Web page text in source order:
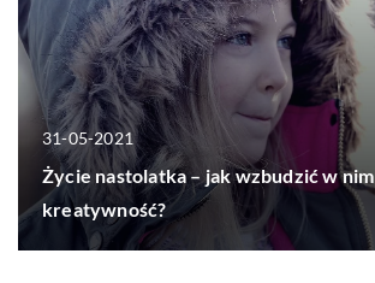
31-05-2021
Życie nastolatka – jak wzbudzić w nim
kreatywność?